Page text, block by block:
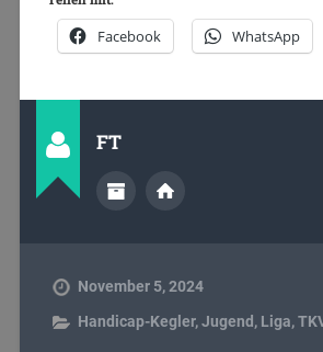
Facebook WhatsApp
FT
November 5, 2024
Handicap-Kegler,Jugend , Liga,